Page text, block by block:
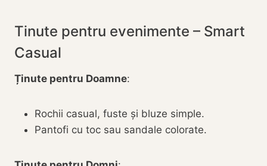
Tinute pentru evenimente – Smart
Casual
Ținute pentru Doamne:
Rochii casual, fuste și bluze simple.
Pantofi cu toc sau sandale colorate.